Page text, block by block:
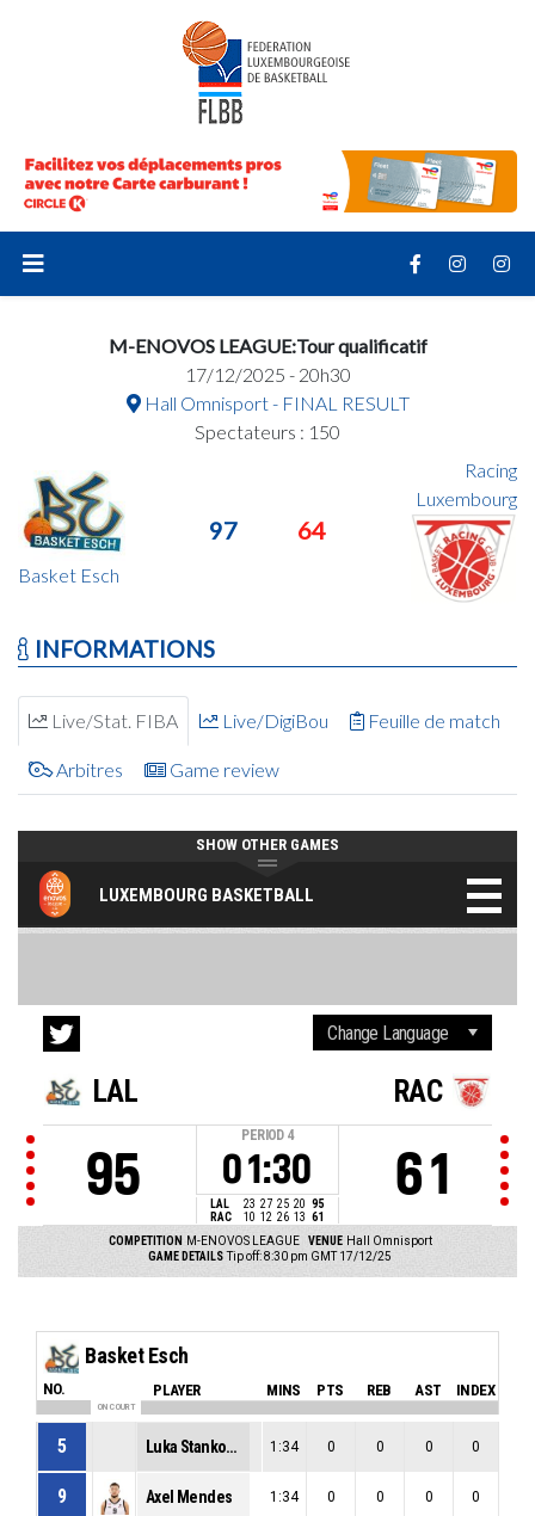
M-ENOVOS LEAGUE:Tour qualificatif
17/12/2025 - 20h30
Hall Omnisport - FINAL RESULT
Spectateurs : 150
Basket Esch
97 64
Racing
Luxembourg
INFORMATIONS
Live/Stat. FIBA Live/DigiBou Feuille de match
Arbitres Game review